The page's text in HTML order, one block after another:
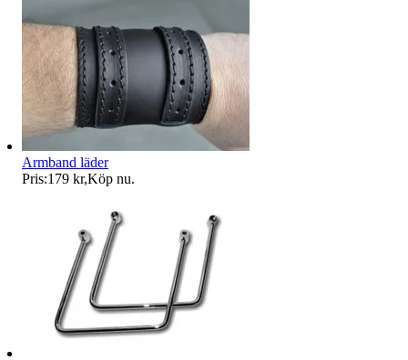
Armband läder
Pris:179 kr,Köp nu.